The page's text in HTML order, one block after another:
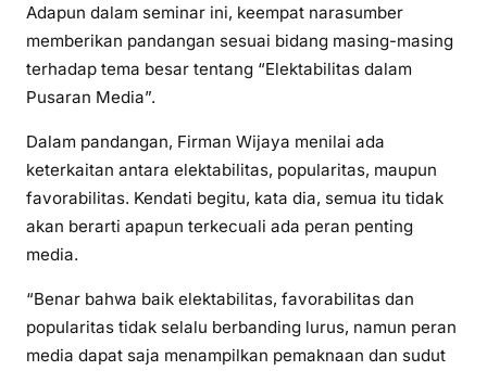
Adapun dalam seminar ini, keempat narasumber
memberikan pandangan sesuai bidang masing-masing
terhadap tema besar tentang “Elektabilitas dalam
Pusaran Media”.
Dalam pandangan, Firman Wijaya menilai ada
keterkaitan antara elektabilitas, popularitas, maupun
favorabilitas. Kendati begitu, kata dia, semua itu tidak
akan berarti apapun terkecuali ada peran penting
media.
“Benar bahwa baik elektabilitas, favorabilitas dan
popularitas tidak selalu berbanding lurus, namun peran
media dapat saja menampilkan pemaknaan dan sudut